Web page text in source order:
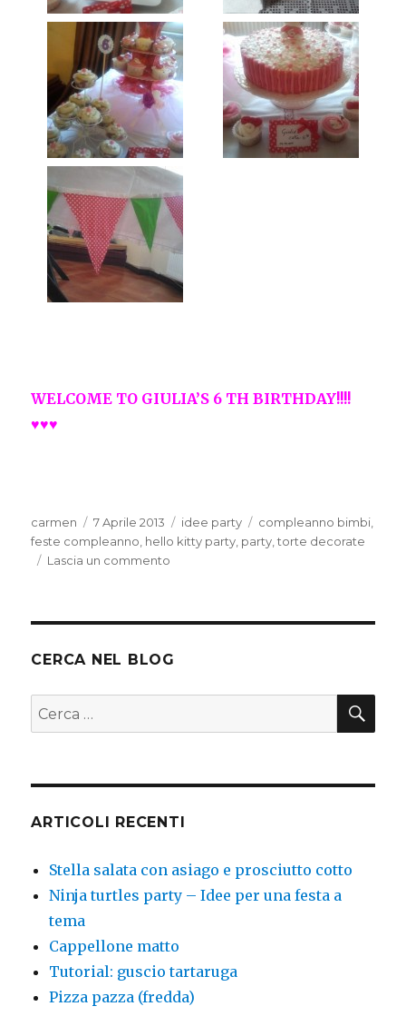
WELCOME TO GIULIA’S 6 TH BIRTHDAY!!!!
♥♥♥
Autore
carmen
Pubblicato
il
7 Aprile 2013 Categorie
idee party Tag
compleanno bimbi,
feste compleanno, hello kitty party, party,torte decorate
Lascia un commento
CERCA NEL BLOG
Cerca:
ARTICOLI RECENTI
Stella salata con asiago e prosciutto cotto
Ninja turtles party – Idee per una festa a
tema
Cappellone matto
Tutorial: guscio tartaruga
Pizza pazza (fredda)